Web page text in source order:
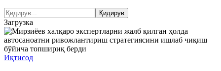
Загрузка
Иқтисод